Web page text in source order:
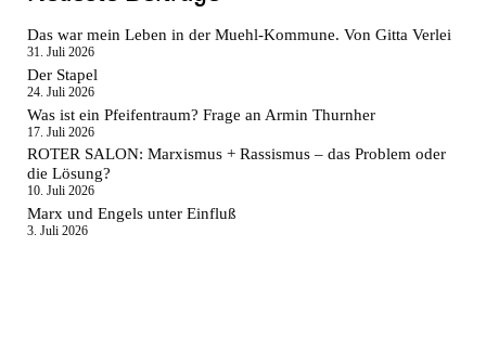
Das war mein Leben in der Muehl-Kommune. Von Gitta Verlei
31. Juli 2026
Der Stapel
24. Juli 2026
Was ist ein Pfeifentraum? Frage an Armin Thurnher
17. Juli 2026
ROTER SALON: Marxismus + Rassismus – das Problem oder
die Lösung?
10. Juli 2026
Marx und Engels unter Einfluß
3. Juli 2026